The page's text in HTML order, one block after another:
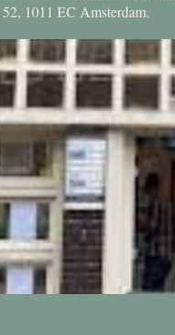
1011 EC Amsterdam.